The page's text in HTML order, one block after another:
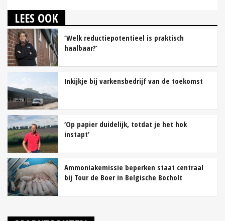
LEES OOK
‘Welk reductiepotentieel is praktisch
haalbaar?’
Inkijkje bij varkensbedrijf van de toekomst
‘Op papier duidelijk, totdat je het hok
instapt’
Ammoniakemissie beperken staat centraal
bij Tour de Boer in Belgische Bocholt